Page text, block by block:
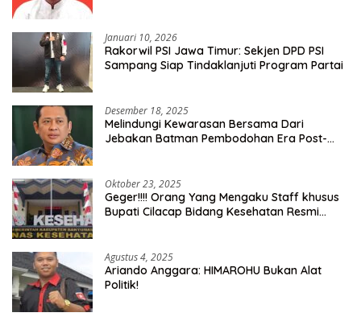
Januari 10, 2026
Rakorwil PSI Jawa Timur: Sekjen DPD PSI
Sampang Siap Tindaklanjuti Program Partai
Desember 18, 2025
Melindungi Kewarasan Bersama Dari
Jebakan Batman Pembodohan Era Post-
Oktober 23, 2025
Geger!!!! Orang Yang Mengaku Staff khusus
Bupati Cilacap Bidang Kesehatan Resmi
Agustus 4, 2025
Ariando Anggara: HIMAROHU Bukan Alat
Politik!